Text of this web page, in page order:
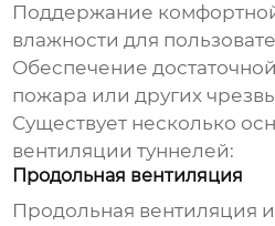
Поддержание
влажности для
Обеспечение
пожара или других
Существует несколько
вентиляции туннелей:
Продольная вентиляция
Продольная вентиляция